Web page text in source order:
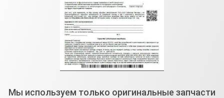
Мы используем только оригинальные запчасти